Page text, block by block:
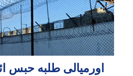
اورمیالی طلبه حبس